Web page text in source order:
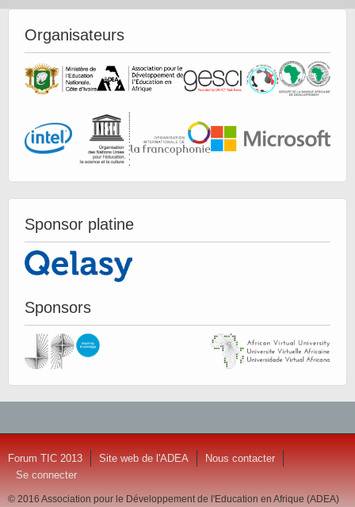
Organisateurs
Sponsor platine
Sponsors
Forum TIC 2013 Site web de l'ADEA
Nous contacter
Se connecter
© 2016 Association pour le Développement de l'Education en Afrique (ADEA)